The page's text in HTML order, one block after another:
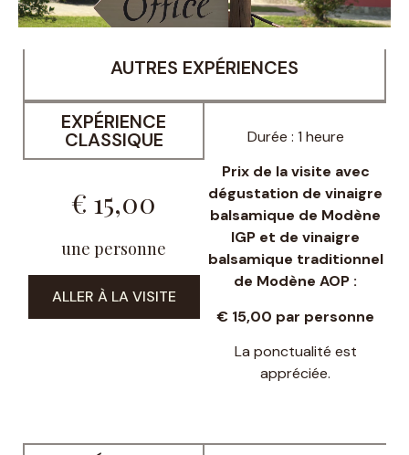
AUTRES EXPÉRIENCES
EXPÉRIENCE
CLASSIQUE
€ 15,00
une personne
ALLER À LA VISITE
Durée : 1 heure
Prix de la visite avec
dégustation de vinaigre
balsamique de Modène
IGP et de vinaigre
balsamique traditionnel
de Modène AOP :
€ 15,00 par personne
La ponctualité est
appréciée.